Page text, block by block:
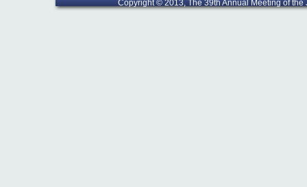
Copyright © 2013, The 39th Annual Meeting of